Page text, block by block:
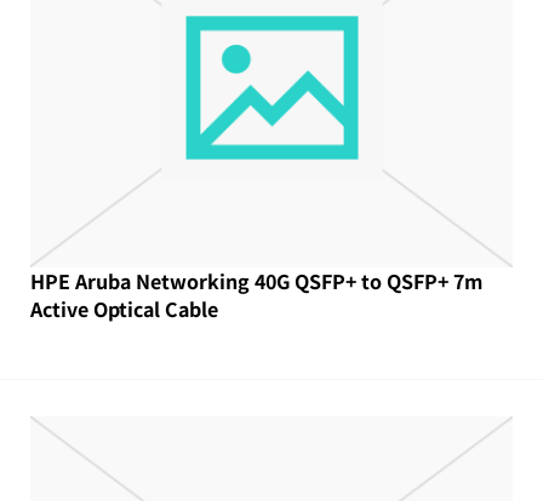
HPE Aruba Networking 40G QSFP+ to QSFP+ 7m
Active Optical Cable